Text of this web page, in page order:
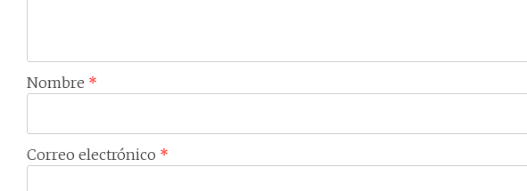
Nombre *
Correo electrónico *